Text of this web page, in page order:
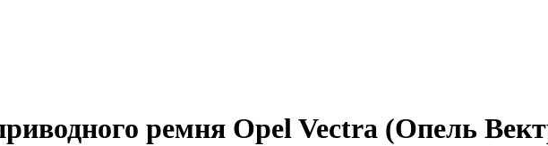
ремня Opel Vectra (Опель